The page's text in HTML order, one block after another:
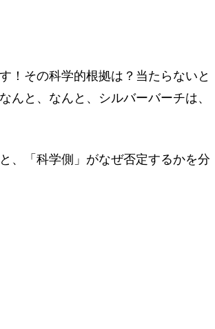
！その科学的根拠は？当たらないと
んと、なんと、シルバーバーチは、
、「科学側」がなぜ否定するかを分